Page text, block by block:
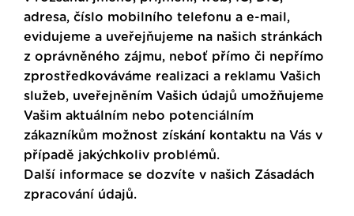
adresa, číslo mobilního telefonu a e-mail,
evidujeme a uveřejňujeme na našich stránkách
z oprávněného zájmu, neboť přímo či nepřímo
zprostředkováváme realizaci a reklamu Vašich
služeb, uveřejněním Vašich údajů umožňujeme
Vašim aktuálním nebo potenciálním
zákazníkům možnost získání kontaktu na Vás v
případě jakýchkoliv problémů.
Další informace se dozvíte v našich Zásadách
zpracování údajů.